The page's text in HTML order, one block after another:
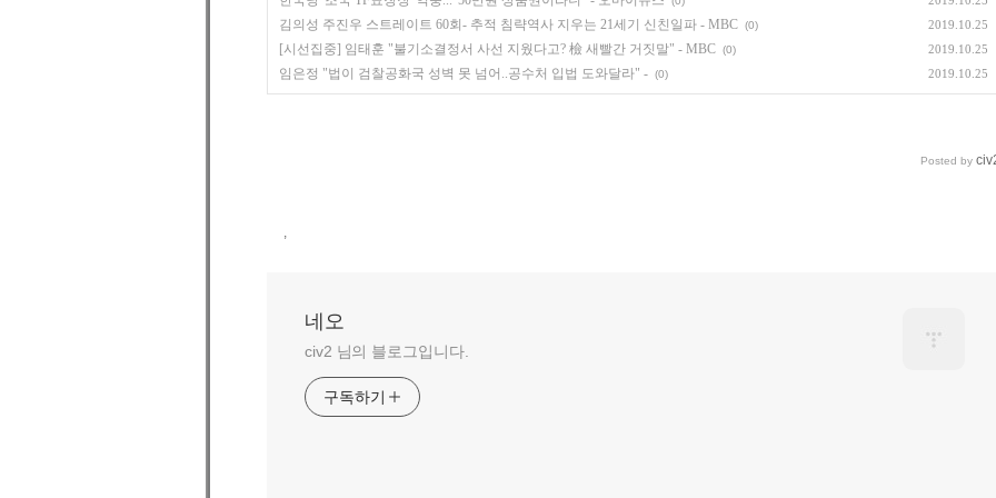
김의성 주진우 스트레이트 60회- 추적 침략역사 지우는 21세기 신친일파 - MBC (0) 2019.10.25
[시선집중] 임태훈 "불기소결정서 사선 지웠다고? 檢 새빨간 거짓말" - MBC (0) 2019.10.25
임은정 "법이 검찰공화국 성벽 못 넘어..공수처 입법 도와달라" - (0) 2019.10.25
Posted by
,
네오
civ2 님의 블로그입니다.
구독하기